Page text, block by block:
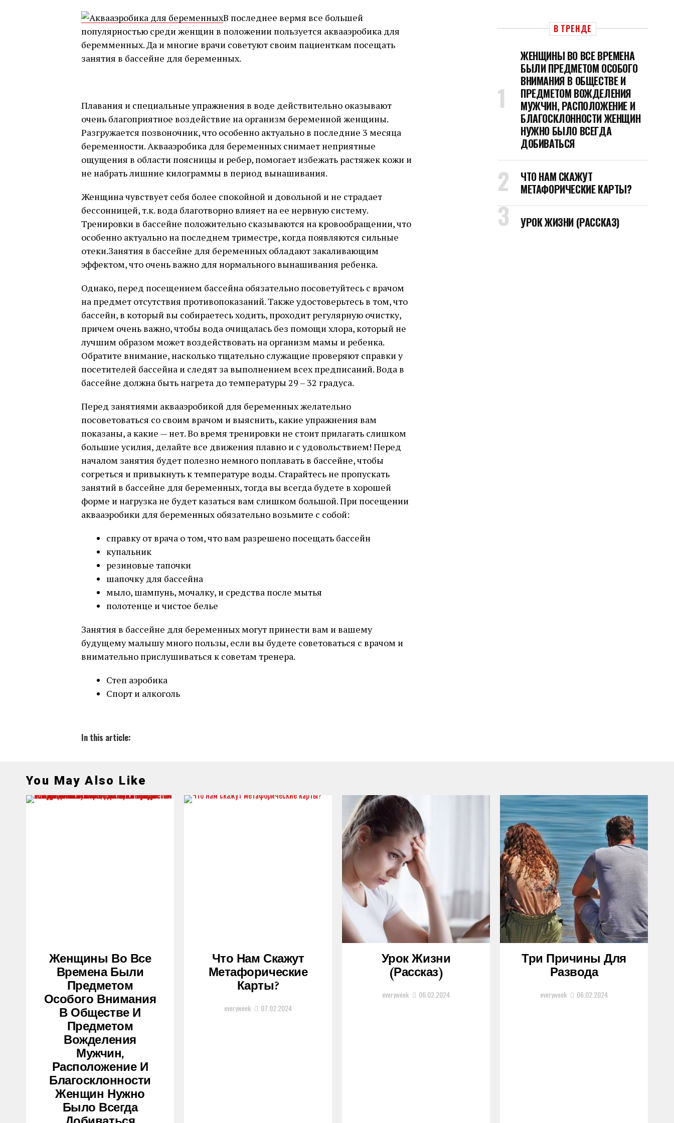
В последнее вермя все большей
популярностью среди женщин в положении пользуется аквааэробика для
беремменных. Да и многие врачи советуют своим пациенткам посещать
занятия в бассейне для беременных.
Плавания и специальные упражнения в воде действительно оказывают
очень благоприятное воздействие на организм беременной женщины.
Разгружается позвоночник, что особенно актуально в последние 3 месяца
беременности. Аквааэробика для беременных снимает неприятные
ощущения в области поясницы и ребер, помогает избежать растяжек кожи и
не набрать лишние килограммы в период вынашивания.
Женщина чувствует себя более спокойной и довольной и не страдает
бессонницей, т.к. вода благотворно влияет на ее нервную систему.
Тренировки в бассейне положительно сказываются на кровообращении, что
особенно актуально на последнем триместре, когда появляются сильные
отеки.Занятия в бассейне для беременных обладают закаливающим
эффектом, что очень важно для нормального вынашивания ребенка.
Однако, перед посещением бассейна обязательно посоветуйтесь с врачом
на предмет отсутствия противопоказаний. Также удостоверьтесь в том, что
бассейн, в который вы собираетесь ходить, проходит регулярную очистку,
причем очень важно, чтобы вода очищалась без помощи хлора, который не
лучшим образом может воздействовать на организм мамы и ребенка.
Обратите внимание, насколько тщательно служащие проверяют справки у
посетителей бассейна и следят за выполнением всех предписаний. Вода в
бассейне должна быть нагрета до температуры 29 – 32 градуса.
Перед занятиями аквааэробикой для беременных желательно
посоветоваться со своим врачом и выяснить, какие упражнения вам
показаны, а какие — нет. Во время тренировки не стоит прилагать слишком
большие усилия, делайте все движения плавно и с удовольствием! Перед
началом занятия будет полезно немного поплавать в бассейне, чтобы
согреться и привыкнуть к температуре воды. Старайтесь не пропускать
занятий в бассейне для беременных, тогда вы всегда будете в хорошей
форме и нагрузка не будет казаться вам слишком большой. При посещении
аквааэробики для беременных обязательно возьмите с собой:
справку от врача о том, что вам разрешено посещать бассейн
купальник
резиновые тапочки
шапочку для бассейна
мыло, шампунь, мочалку, и средства после мытья
полотенце и чистое белье
Занятия в бассейне для беременных могут принести вам и вашему
будущему малышу много пользы, если вы будете советоваться с врачом и
внимательно прислушиваться к советам тренера.
Степ аэробика
Спорт и алкоголь
In this article:
В ТРЕНДЕ
ЖЕНЩИНЫ ВО ВСЕ ВРЕМЕНА
БЫЛИ ПРЕДМЕТОМ ОСОБОГО
ВНИМАНИЯ В ОБЩЕСТВЕ И
ПРЕДМЕТОМ ВОЖДЕЛЕНИЯ
МУЖЧИН, РАСПОЛОЖЕНИЕ И
БЛАГОСКЛОННОСТИ ЖЕНЩИН
НУЖНО БЫЛО ВСЕГДА
ДОБИВАТЬСЯ
ЧТО НАМ СКАЖУТ
МЕТАФОРИЧЕСКИЕ КАРТЫ?
УРОК ЖИЗНИ (РАССКАЗ)
You May Also Like
Женщины Во Все
Времена Были
Предметом
Особого Внимания
В Обществе И
Предметом
Вожделения
Мужчин,
Расположение И
Благосклонности
Женщин Нужно
Было Всегда
Что Нам Скажут
Метафорические
Карты?
everyweek 07.02.2024
Урок Жизни
(рассказ)
everyweek 06.02.2024
Три Причины Для
Развода
everyweek 06.02.2024